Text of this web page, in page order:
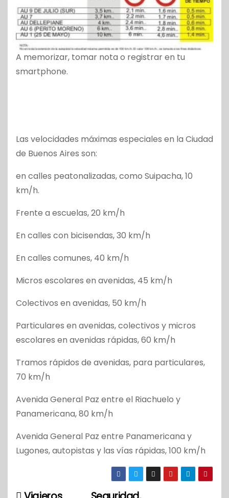
A memorizar, tomar nota o registrar en tu
smartphone.
Las velocidades máximas especiales en la Ciudad
de Buenos Aires son:
en calles peatonalizadas, como Suipacha, 10
km/h.
Frente a escuelas, 20 km/h
En calles con bicisendas, 30 km/h
En calles comunes, 40 km/h
Micros escolares en avenidas, 45 km/h
Colectivos en avenidas, 50 km/h
Particulares en avenidas, colectivos y micros
escolares en avenidas rápidas, 60 km/h
Tramos rápidos de avenidas, para particulares,
70 km/h
Avenida General Paz entre el Riachuelo y
Panamericana, 80 km/h
Avenida General Paz entre Panamericana y
Lugones, autopistas y las vías rápidas, 100 km/h